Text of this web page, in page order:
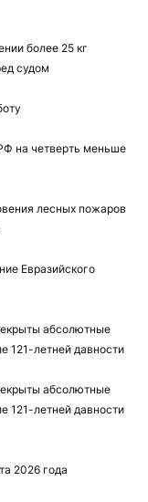
более 25 кг
судом
на четверть меньше
лесных пожаров
Евразийского
абсолютные
121-летней давности
абсолютные
121-летней давности
2026 года